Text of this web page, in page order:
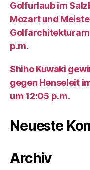
Golfurlaub im
Mozart und
p.m.
Shiho Kuwaki
gegen Henseleit
um 12:05 p.m.
Neueste
Archiv